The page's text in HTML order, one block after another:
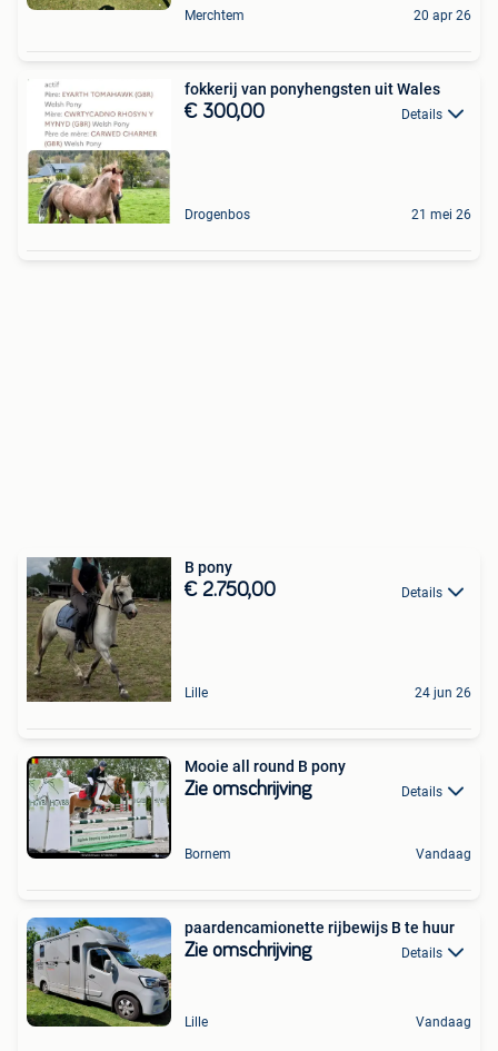
Merchtem 20 apr 26
fokkerij van ponyhengsten uit Wales
€ 300,00 Details
Drogenbos 21 mei 26
B pony
€ 2.750,00 Details
Lille 24 jun 26
Mooie all round B pony
Zie omschrijving Details
Bornem Vandaag
paardencamionette rijbewijs B te huur
Zie omschrijving Details
Lille Vandaag